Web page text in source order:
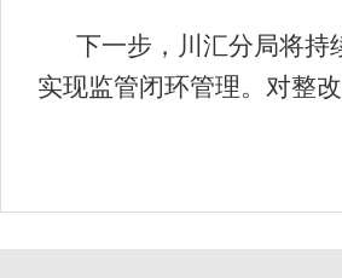
下一步，川汇分局将持
实现监管闭环管理。对整